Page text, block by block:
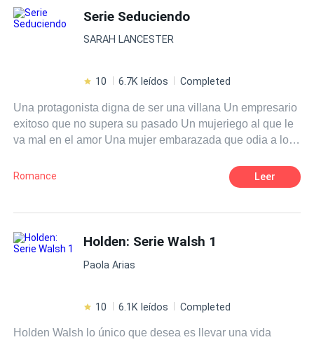
distintas pasiones… y un secreto que late en las
sombras, esperando el momento justo para destruirlo
Serie Seduciendo
SARAH LANCESTER
10 6.7K leídos Completed
Una protagonista digna de ser una villana Un empresario
exitoso que no supera su pasado Un mujeriego al que le
va mal en el amor Una mujer embarazada que odia a los
fácil y todo lo ocurrido en ella la llevó a crearse una
máscara de superficialidad y egoísmo. Tanto, que su
¿qué podría pasar por responder? Lo que nunca imaginó
fue que el pasado que tanto deseaba dejar atrás llegaría
para hacerla enfrentarlo y, con él, tal vez el amor de un
que se había enamorado, pero en esos sueños no
Romance Leer
Holden: Serie Walsh 1
Paola Arias
10 6.1K leídos Completed
Holden Walsh lo único que desea es llevar una vida